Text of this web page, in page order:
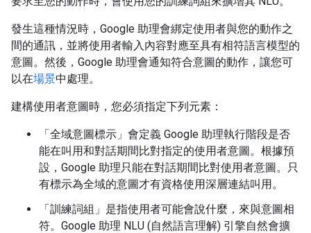
發生這種情況時，Google 助理會綁定使用者與您的動作之
間的通訊，並將使用者輸入內容對應至具有相符語言模型的
意圖。然後，Google 助理會通知符合意圖的動作，讓您可
以在場景中處理。
建構使用者意圖時，您必須指定下列元素：
「全域意圖標示」 會定義 Google 助理執行階段是否
能在叫用和對話期間比對指定的使用者意圖。根據預
設，Google 助理只能在對話期間比對使用者意圖。只
有標示為全域的意圖才有資格使用深層連結叫用。
「訓練詞組」 是指使用者可能會說什麼，來與意圖相
符。Google 助理 NLU (自然語言理解) 引擎自然會擴